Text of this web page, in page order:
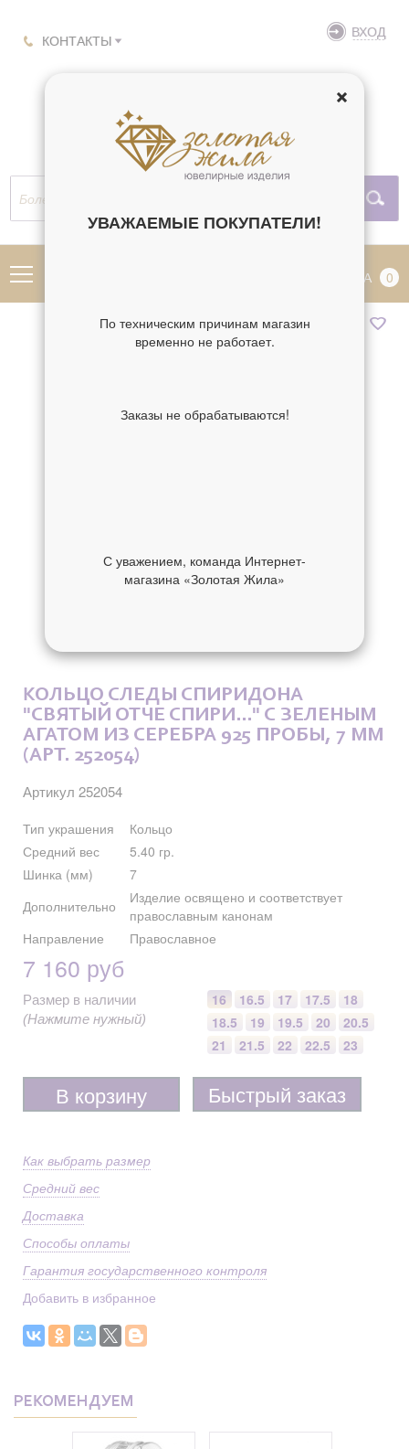
КОНТАКТЫ ВХОД
КОРЗИНА 0
КОЛЬЦО СЛЕДЫ СПИРИДОНА
"СВЯТЫЙ ОТЧЕ СПИРИ..." С ЗЕЛЕНЫМ
АГАТОМ ИЗ СЕРЕБРА 925 ПРОБЫ, 7 ММ
(АРТ. 252054)
Артикул 252054
Тип украшения
Кольцо
Средний вес
5.40 гр.
Шинка (мм)
7
Дополнительно
Изделие освящено и соответствует
православным канонам
Направление
Православное
7 160 руб
Размер в наличии
(Нажмите нужный)
16 16.5 17 17.5
18
18.5
19 19.5 20
20.5
21
21.5 22 22.5 23
В корзину Быстрый заказ
Как выбрать размер
Средний вес
Доставка
Способы оплаты
Гарантия государственного контроля
Добавить в избранное
РЕКОМЕНДУЕМ
УВАЖАЕМЫЕ ПОКУПАТЕЛИ!
По техническим причинам магазин
временно не работает.
Заказы не обрабатываются!
С уважением, команда Интернет-
магазина «Золотая Жила»